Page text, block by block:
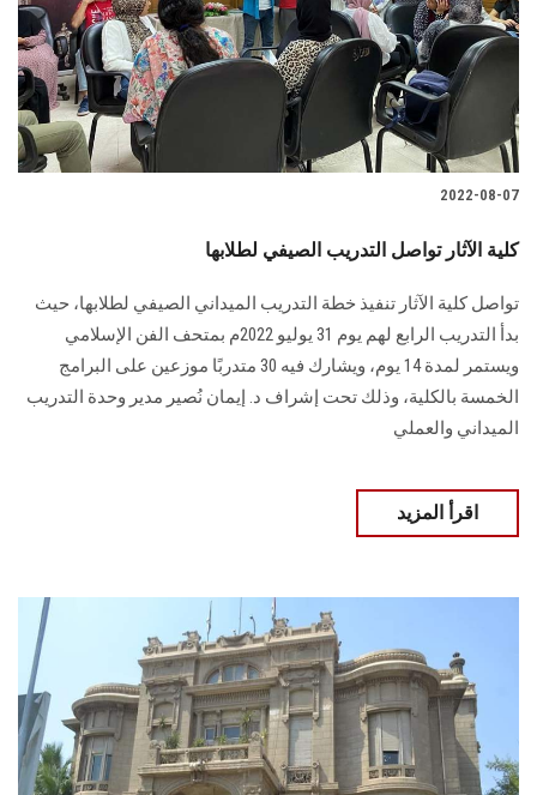
2022-08-07
كلية الآثار تواصل التدريب الصيفي لطلابها
تواصل كلية الآثار تنفيذ خطة التدريب الميداني الصيفي لطلابها، حيث
بدأ التدريب الرابع لهم يوم 31 يوليو 2022م بمتحف الفن الإسلامي
ويستمر لمدة 14 يوم، ويشارك فيه 30 متدربًا موزعين على البرامج
الخمسة بالكلية، وذلك تحت إشراف د. إيمان نُصير مدير وحدة التدريب
الميداني والعملي
اقرأ المزيد